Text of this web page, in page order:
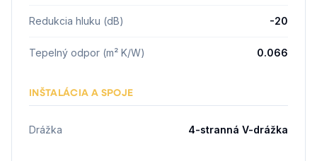
Redukcia hluku (dB) -20
Tepelný odpor (m² K/W) 0.066
INŠTALÁCIA A SPOJE
Drážka 4-stranná V-drážka